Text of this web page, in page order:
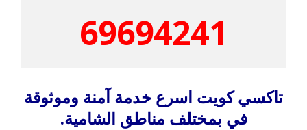
69694241
تاكسي كويت اسرع خدمة آمنة وموثوقة
في بمختلف مناطق الشامية.